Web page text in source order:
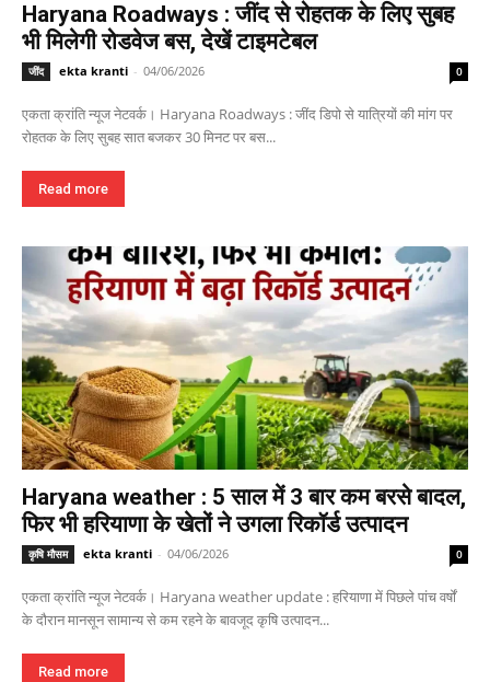
Haryana Roadways : जींद से रोहतक के लिए सुबह
भी मिलेगी रोडवेज बस, देखें टाइमटेबल
जींद ekta kranti - 04/06/2026 0
एकता क्रांति न्यूज नेटवर्क। Haryana Roadways : जींद डिपो से यात्रियों की मांग पर
रोहतक के लिए सुबह सात बजकर 30 मिनट पर बस...
Read more
Haryana weather : 5 साल में 3 बार कम बरसे बादल,
फिर भी हरियाणा के खेतों ने उगला रिकॉर्ड उत्पादन
कृषि मौसम ekta kranti - 04/06/2026 0
एकता क्रांति न्यूज नेटवर्क। Haryana weather update : हरियाणा में पिछले पांच वर्षों
के दौरान मानसून सामान्य से कम रहने के बावजूद कृषि उत्पादन...
Read more